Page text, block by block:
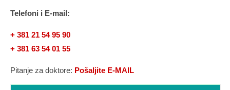
Telefoni i E-mail:
+ 381 21 54 95 90
+ 381 63 54 01 55
Pitanje za doktore: Pošaljite E-MAIL